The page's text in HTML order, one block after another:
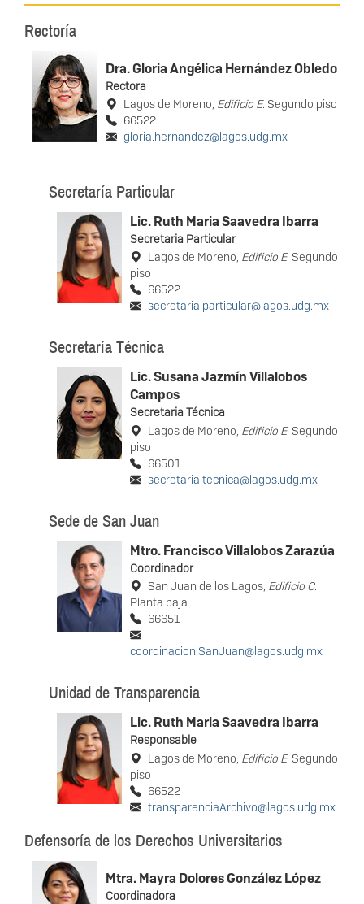
Rectoría
Dra. Gloria Angélica Hernández Obledo
Rectora
Lagos de Moreno, Edificio E. Segundo piso
66522
gloria.hernandez@lagos.udg.mx
Secretaría Particular
Lic. Ruth Maria Saavedra Ibarra
Secretaria Particular
Lagos de Moreno, Edificio E. Segundo
piso
66522
secretaria.particular@lagos.udg.mx
Secretaría Técnica
Lic. Susana Jazmín Villalobos
Campos
Secretaria Técnica
Lagos de Moreno, Edificio E. Segundo
piso
66501
secretaria.tecnica@lagos.udg.mx
Sede de San Juan
Mtro. Francisco Villalobos Zarazúa
Coordinador
San Juan de los Lagos, Edificio C.
Planta baja
66651
coordinacion.SanJuan@lagos.udg.mx
Unidad de Transparencia
Lic. Ruth Maria Saavedra Ibarra
Responsable
Lagos de Moreno, Edificio E. Segundo
piso
66522
transparenciaArchivo@lagos.udg.mx
Defensoría de los Derechos Universitarios
Mtra. Mayra Dolores González López
Coordinadora